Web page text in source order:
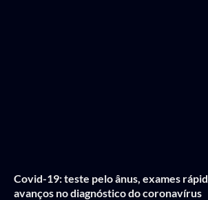
Covid-19: teste pelo ânus, exames
avanços no diagnóstico do coronavírus